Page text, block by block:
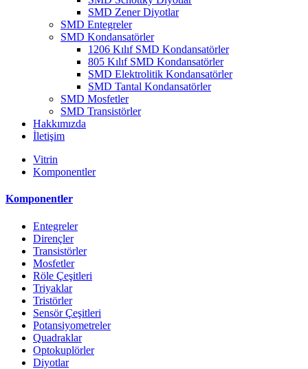
SMD Zener Diyotlar
SMD Entegreler
SMD Kondansatörler
1206 Kılıf SMD Kondansatörler
805 Kılıf SMD Kondansatörler
SMD Elektrolitik Kondansatörler
SMD Tantal Kondansatörler
SMD Mosfetler
SMD Transistörler
Hakkımızda
İletişim
Vitrin
Komponentler
Komponentler
Entegreler
Dirençler
Transistörler
Mosfetler
Röle Çeşitleri
Triyaklar
Tristörler
Sensör Çeşitleri
Potansiyometreler
Quadraklar
Optokuplörler
Diyotlar